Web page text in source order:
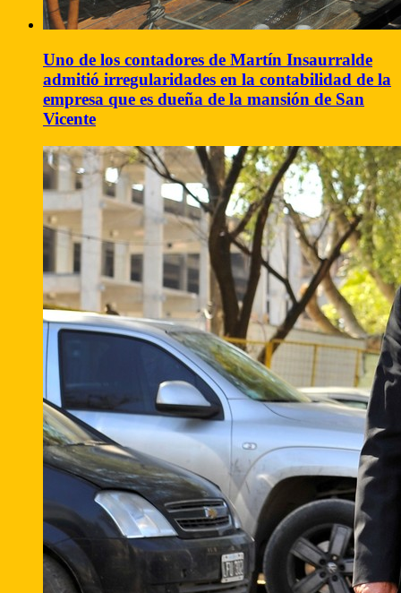
Uno de los contadores de Martín Insaurralde
admitió irregularidades en la contabilidad de la
empresa que es dueña de la mansión de San
Vicente